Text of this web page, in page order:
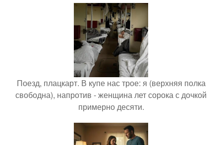
Поезд, плацкарт. В купе нас трое: я (верхняя полка
свободна), напротив - женщина лет сорока с дочкой
примерно десяти.